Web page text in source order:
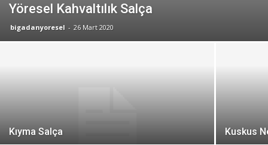
Yöresel Kahvaltılık Salça
bigadanyoresel - 26 Mart 2020
Kıyma Salça Kuskus